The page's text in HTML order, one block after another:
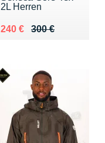
2L Herren
300 €
Au lieu de 300 €
240 €
Vendu 240 €